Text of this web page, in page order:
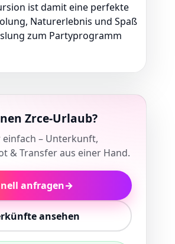
ist damit eine perfekte
Naturerlebnis und Spaß
zum Partyprogramm
Zrce-Urlaub?
– Unterkunft,
& Transfer aus einer Hand.
anfragen→
ansehen